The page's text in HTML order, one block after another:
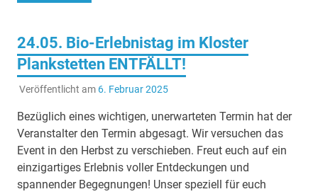
24.05. Bio-Erlebnistag im Kloster
Plankstetten ENTFÄLLT!
Veröffentlicht am 6. Februar 2025
Bezüglich eines wichtigen, unerwarteten Termin hat der
Veranstalter den Termin abgesagt. Wir versuchen das
Event in den Herbst zu verschieben. Freut euch auf ein
einzigartiges Erlebnis voller Entdeckungen und
spannender Begegnungen! Unser speziell für euch